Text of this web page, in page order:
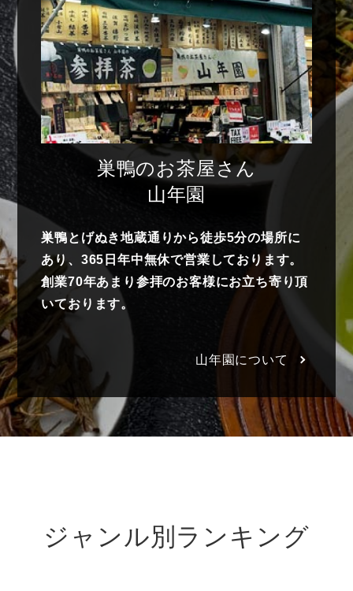
巣鴨のお茶屋さん
山年園
巣鴨とげぬき地蔵通りから徒歩5分の場所に
あり、365日年中無休で営業しております。
創業70年あまり参拝のお客様にお立ち寄り頂
いております。
山年園について
ジャンル別ランキング